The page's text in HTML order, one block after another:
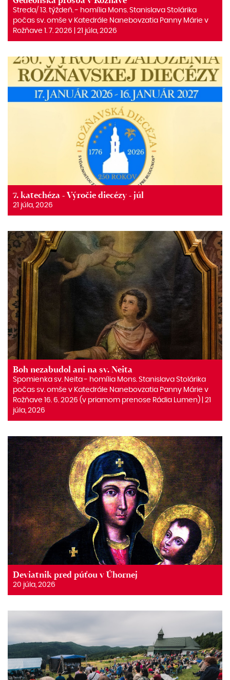
Streda/ 13. týždeň. ‒ homília Mons. Stanislava Stolárika
počas sv. omše v Katedrále Nanebovzatia Panny Márie v
Rožňave 1. 7. 2026 | 21 júla, 2026
7. katechéza - Výročie diecézy - júl
21 júla, 2026
Boh nezabudol ani na sv. Neita
Spomienka sv. Neita ‒ homília Mons. Stanislava Stolárika
počas sv. omše v Katedrále Nanebovzatia Panny Márie v
Rožňave 16. 6. 2026 (v priamom prenose Rádia Lumen) | 21
júla, 2026
Deviatnik pred púťou v Úhornej
20 júla, 2026